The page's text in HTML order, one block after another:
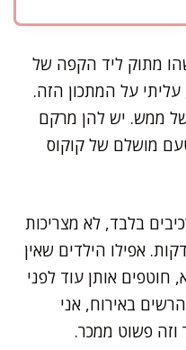
מתוק ליד הקפה של
על המתכון הזה.
של ממש. יש להן מרקם
מושלם של קוקוס
שהן עשויות מ-4 מרכיבים בלבד, לא מצריכות
אפילו הילדים שאין
חוטפים אותן עוד לפני
באירוח, אני
וזה פשוט ממכר.